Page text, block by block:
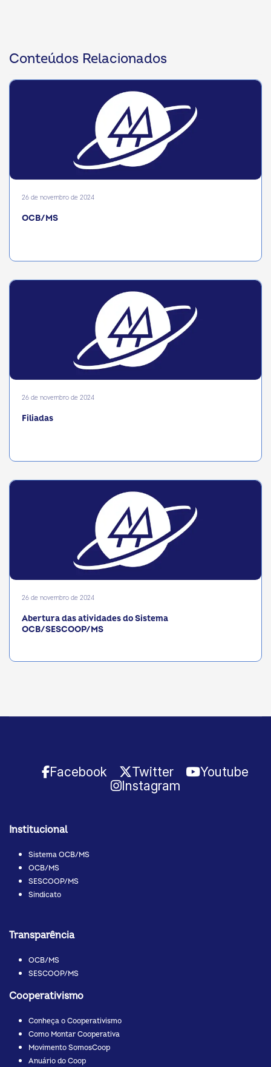
Conteúdos Relacionados
26 de novembro de 2024
OCB/MS
26 de novembro de 2024
Filiadas
26 de novembro de 2024
Abertura das atividades do Sistema
OCB/SESCOOP/MS
Facebook Twitter
Youtube
Instagram
Institucional
Sistema OCB/MS
OCB/MS
SESCOOP/MS
Sindicato
Transparência
OCB/MS
SESCOOP/MS
Cooperativismo
Conheça o Cooperativismo
Como Montar Cooperativa
Movimento SomosCoop
Anuário do Coop